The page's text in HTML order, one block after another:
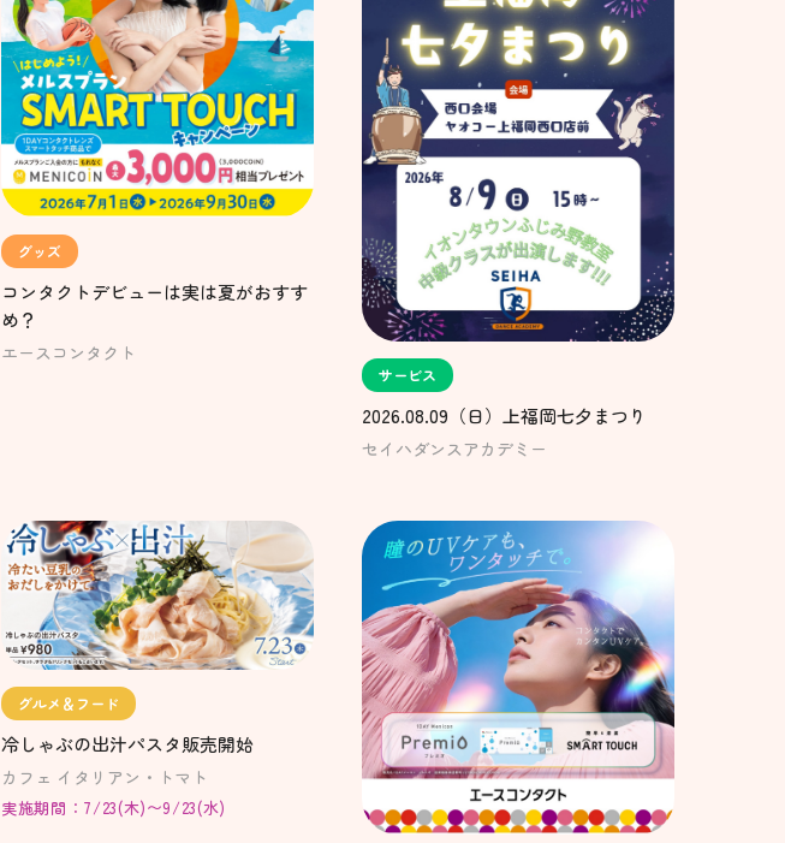
グッズ
コンタクトデビューは実は夏がおすす
め？
エースコンタクト
サービス
2026.08.09（日）上福岡七夕まつり
セイハダンスアカデミー
グルメ＆フード
冷しゃぶの出汁パスタ販売開始
カフェ イタリアン・トマト
実施期間：7/23(木)〜9/23(水)